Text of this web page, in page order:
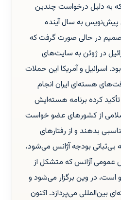
به دلیل درخواست چندین
پیش‌نویس به سال آینده
در حالی صورت گرفت که
در ژوئن به سایت‌های
اسرائیل و آمریکا این حملات
هسته‌ای ایران انجام
تأکید کرده برنامه هسته‌ایش
از کشورهای عضو خواست
بدهند و از رفتارهای
بی‌ثباتی بودجه آژانس می‌شود،
عمومی آژانس که متشکل از
کشور عضو است، در وین برگزار می‌شود و
می‌پردازد. اکنون